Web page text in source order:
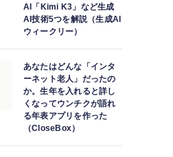
AI「Kimi K3」など生成
AI技術5つを解説（生成AI
ウィークリー）
あなたはどんな「インタ
ーネット老人」だったの
か。生年を入れると詳し
くなってウンチクが語れ
る年表アプリを作った
（CloseBox）